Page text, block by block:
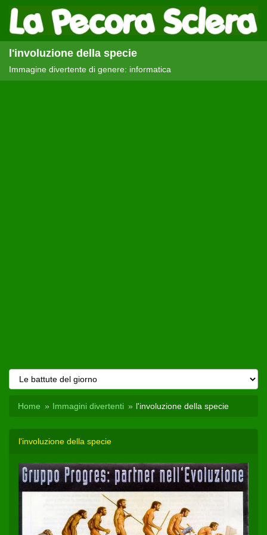
l'involuzione della specie
Immagine divertente di genere: informatica
Home Immagini divertenti l'involuzione della specie
l'involuzione della specie